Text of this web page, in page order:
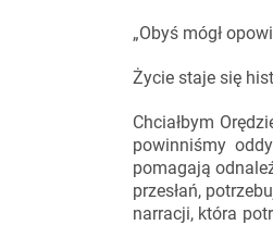
„Obyś mógł
Życie staje się
Chciałbym
powinniśmy
pomagają
przesłań,
narracji, która